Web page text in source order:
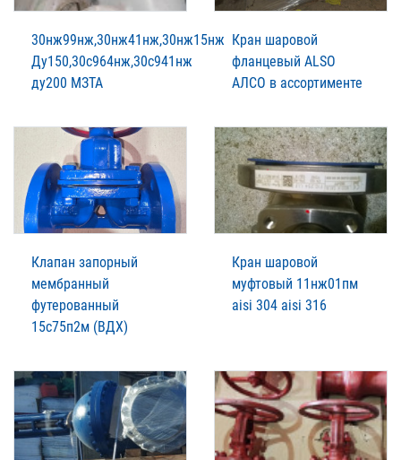
30нж99нж,30нж41нж,30нж15нж
Ду150,30с964нж,30с941нж
ду200 МЗТА
Кран шаровой
фланцевый ALSO
АЛСО в ассортименте
Клапан запорный
мембранный
футерованный
15с75п2м (ВДХ)
Кран шаровой
муфтовый 11нж01пм
aisi 304 aisi 316